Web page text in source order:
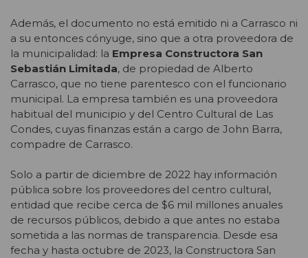
Además, el documento no está emitido ni a Carrasco ni
a su entonces cónyuge, sino que a otra proveedora de
la municipalidad: la Empresa Constructora San
Sebastián Limitada, de propiedad de Alberto
Carrasco, que no tiene parentesco con el funcionario
municipal. La empresa también es una proveedora
habitual del municipio y del Centro Cultural de Las
Condes, cuyas finanzas están a cargo de John Barra,
compadre de Carrasco.
Solo a partir de diciembre de 2022 hay información
pública sobre los proveedores del centro cultural,
entidad que recibe cerca de $6 mil millones anuales
de recursos públicos, debido a que antes no estaba
sometida a las normas de transparencia. Desde esa
fecha y hasta octubre de 2023, la Constructora San